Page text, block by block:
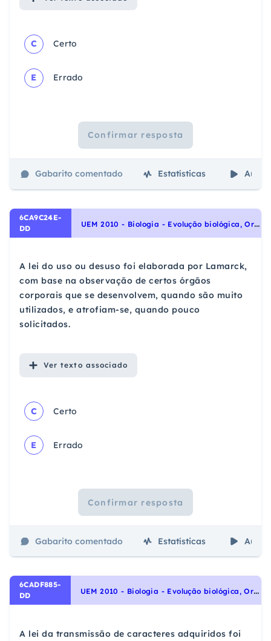
C Certo
E Errado
Confirmar resposta
Gabarito comentado Estatísticas Aulas
6CA9C24E-
DD
U
EM 2010 - Biologia - Evolução biológica, Origem e evolução da vida
A lei do uso ou desuso foi elaborada por Lamarck,
com base na observação de certos órgãos
corporais que se desenvolvem, quando são muito
utilizados, e atrofiam-se, quando pouco
solicitados.
Ver texto associado
C Certo
E Errado
Confirmar resposta
Gabarito comentado Estatísticas Aulas
6CADF885-
DD
U
EM 2010 - Biologia - Evolução biológica, Origem e evolução da vida
A lei da transmissão de caracteres adquiridos foi